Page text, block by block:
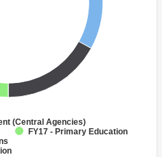
(Central Agencies)
FY17 - Primary Education